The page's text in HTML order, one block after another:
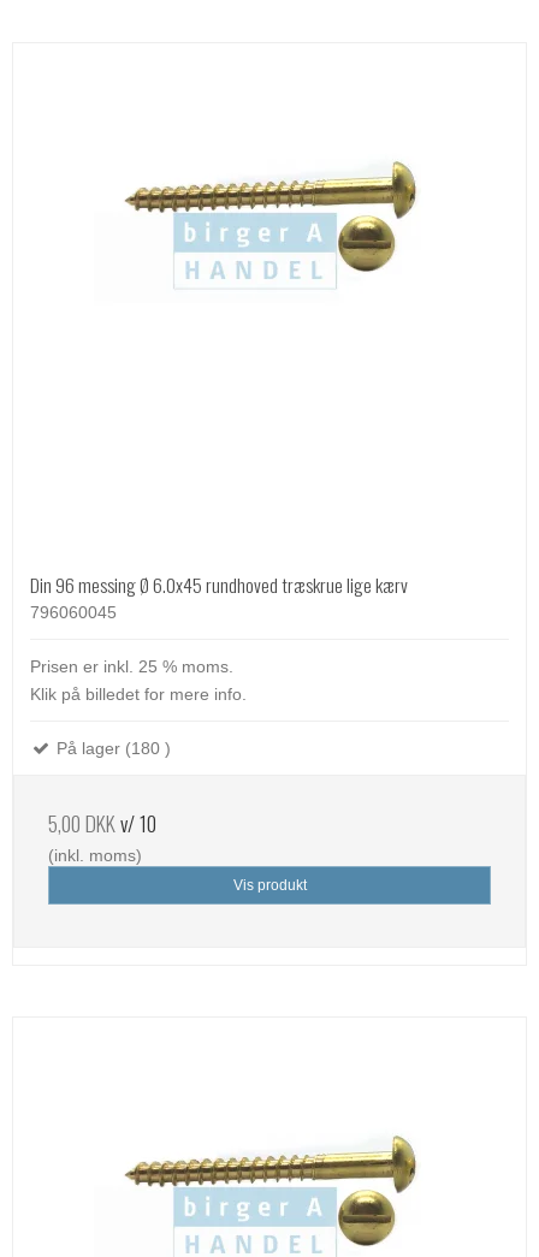
Din 96 messing Ø 6.0x45 rundhoved træskrue lige kærv
796060045
Prisen er inkl. 25 % moms.
Klik på billedet for mere info.
På lager (180 )
5,00 DKKv/ 10
(inkl. moms)
Vis produkt